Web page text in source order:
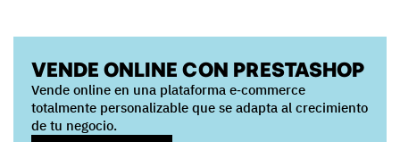
VENDE ONLINE CON PRESTASHOP
Vende online en una plataforma e‑commerce
totalmente personalizable que se adapta al crecimiento
de tu negocio.